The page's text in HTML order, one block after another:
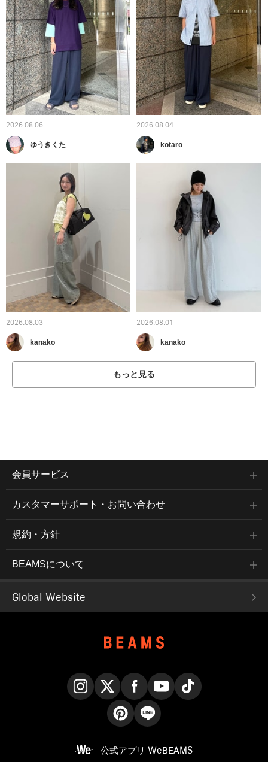
2026.08.06
ゆうきくた
2026.08.04
kotaro
2026.08.03
kanako
2026.08.01
kanako
もっと見る
会員サービス
カスタマーサポート・お問い合わせ
規約・方針
BEAMSについて
Global Website
公式アプリ WeBEAMS